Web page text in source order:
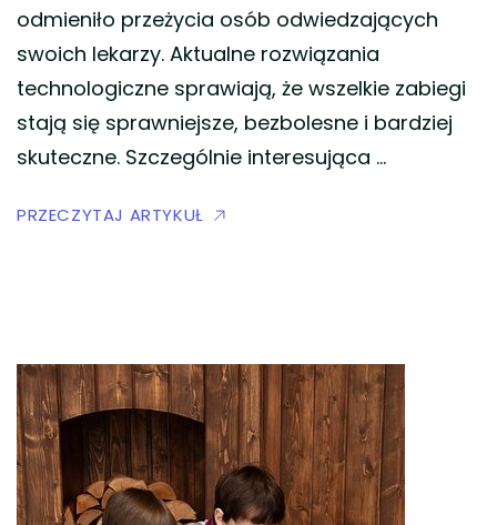
odmieniło przeżycia osób odwiedzających
swoich lekarzy. Aktualne rozwiązania
technologiczne sprawiają, że wszelkie zabiegi
stają się sprawniejsze, bezbolesne i bardziej
skuteczne. Szczególnie interesująca …
PRZECZYTAJ ARTYKUŁ